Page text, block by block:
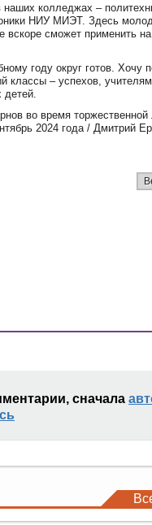
наших колледжах –
НИУ МИЭТ. Здесь
сможет применить на
году округ готов. Хочу
классы – успехов,
во время торжественной
2024 года / Дмитрий
сначала